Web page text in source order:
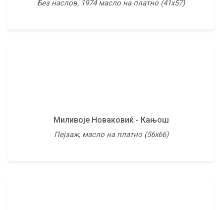
Без наслов, 1974 масло на платно (41х57)
Миливоје Новаковиќ - Кањош
Пејзаж, масло на платно (56х66)
Три мајмуни, 1995 масло на платно (65х80)
Непознат автор
Ваза со жолто цвеќе, масло на картон (55х70)